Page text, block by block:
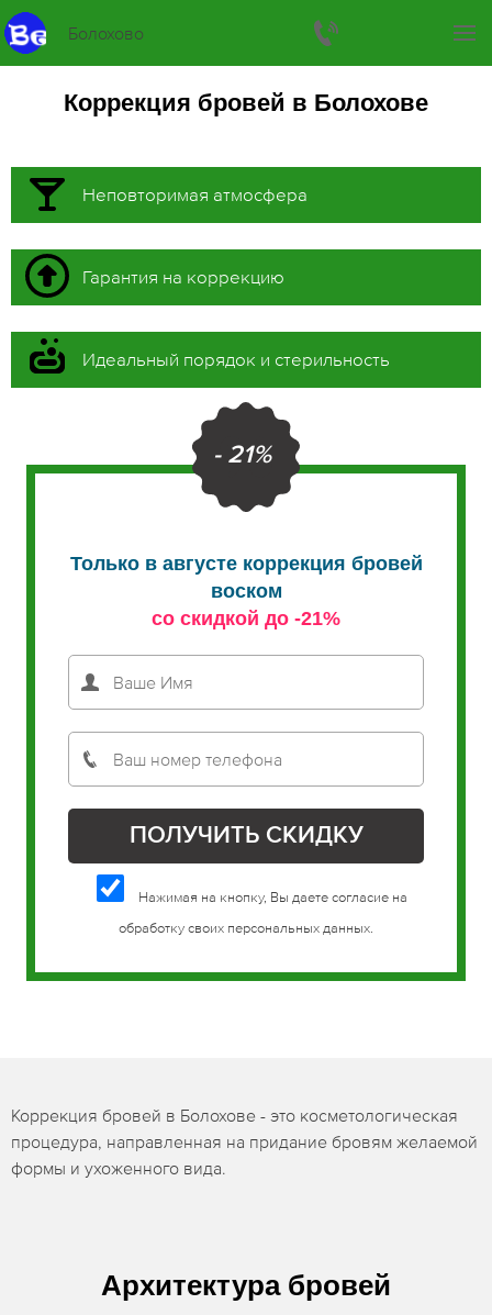
Болохово
Коррекция бровей в Болохове
Неповторимая атмосфера
Гарантия на коррекцию
Идеальный порядок и стерильность
- 21%
Только в августе коррекция бровей
воском
со скидкой до -21%
Нажимая на кнопку, Вы даете согласие на
обработку своих персональных данных.
Коррекция бровей в Болохове - это косметологическая
процедура, направленная на придание бровям желаемой
формы и ухоженного вида.
Архитектура бровей